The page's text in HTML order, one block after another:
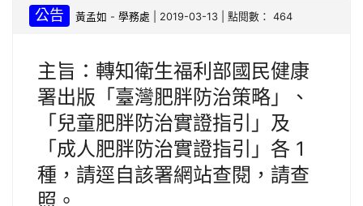
公告 黃孟如 -學務處 | 2019-03-13 | 點閱數： 464
主旨：轉知衛生福利部國民健康
署出版「臺灣肥胖防治策略」、
「兒童肥胖防治實證指引」及
「成人肥胖防治實證指引」各 1
種，請逕自該署網站查閱，請查
照。